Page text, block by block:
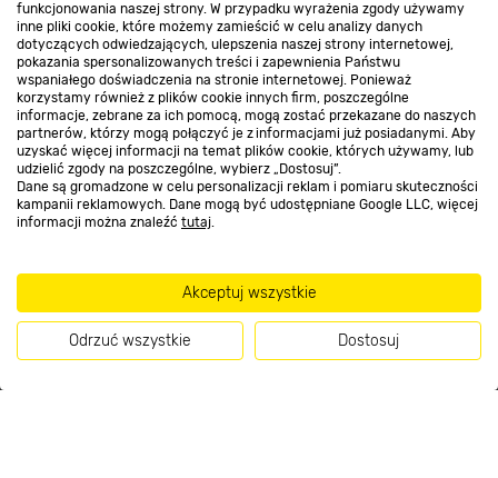
funkcjonowania naszej strony. W przypadku wyrażenia zgody używamy
inne pliki cookie, które możemy zamieścić w celu analizy danych
dotyczących odwiedzających, ulepszenia naszej strony internetowej,
pokazania spersonalizowanych treści i zapewnienia Państwu
wspaniałego doświadczenia na stronie internetowej. Ponieważ
korzystamy również z plików cookie innych firm, poszczególne
informacje, zebrane za ich pomocą, mogą zostać przekazane do naszych
partnerów, którzy mogą połączyć je z informacjami już posiadanymi. Aby
uzyskać więcej informacji na temat plików cookie, których używamy, lub
udzielić zgody na poszczególne, wybierz „Dostosuj”.
Dane są gromadzone w celu personalizacji reklam i pomiaru skuteczności
kampanii reklamowych. Dane mogą być udostępniane Google LLC, więcej
informacji można znaleźć tutaj.
Akceptuj wszystkie
Odrzuć wszystkie Dostosuj
Kontakt do sklepu
Strefa biznesu
Dołącz do nas
Metody płatności